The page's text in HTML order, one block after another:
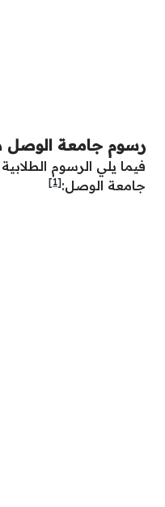
رسوم جامعة الوصل
فيما يلي الرسوم
جامعة الوصل:[1]